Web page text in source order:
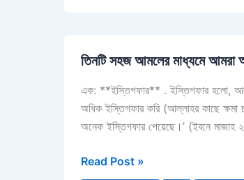
তিনটি সহজ আমলের মাধ্যমে আমরা
এক: **ইস্তিগফার** . ইস্তিগফার হলো,
অধিক ইস্তিগফার করি (আল্লাহর কাছে ক্ষমা
অনেক ইস্তিগফার পেয়েছে।’ (ইবনে
সহজ
মাধ্যমে
আমরা
আমাদের
দারুণভাবে
Read Post »